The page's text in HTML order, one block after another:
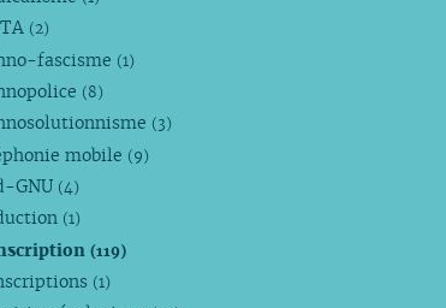
(2)
fascisme (1)
(8)
(3)
mobile (9)
GNU (4)
(1)
(119)
(1)